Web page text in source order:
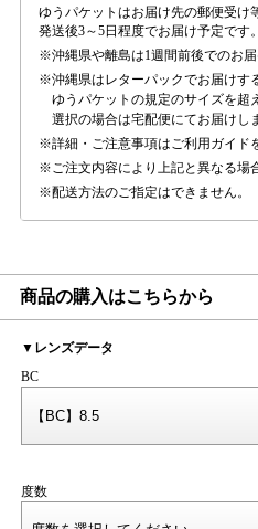
ゆうパケットはお届け先の郵便受け
発送後3～5日程度でお届け予定です。
沖縄県や離島は1週間前後でのお届
沖縄県はレターパックでお届けす
ゆうパケットの規定のサイズを超
選択の場合は宅配便にてお届けし
詳細・ご注意事項はご利用ガイド
ご注文内容により上記と異なる場
配送方法のご指定はできません。
商品の購入はこちらから
▼レンズデータ
BC
度数